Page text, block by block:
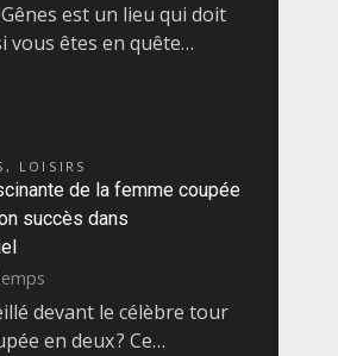
est un lieu qui doit
vous êtes en quête…
, LOISIRS
de la femme coupée
succès dans
devant le célèbre tour
en deux ? Ce…